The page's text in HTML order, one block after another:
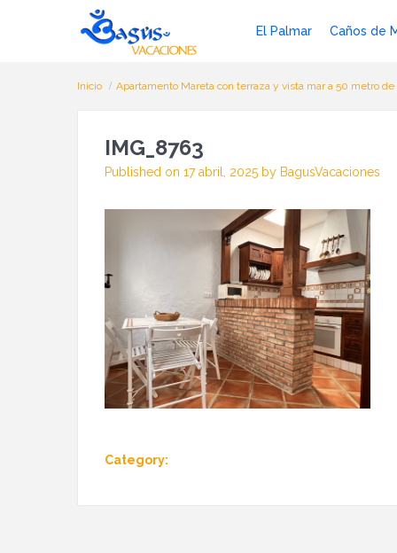
El Palmar Caños de
Inicio Apartamento Mareta con terraza y vista mar a 50 metro de
IMG_8763
Published on 17 abril, 2025 by BagusVacaciones
Category: